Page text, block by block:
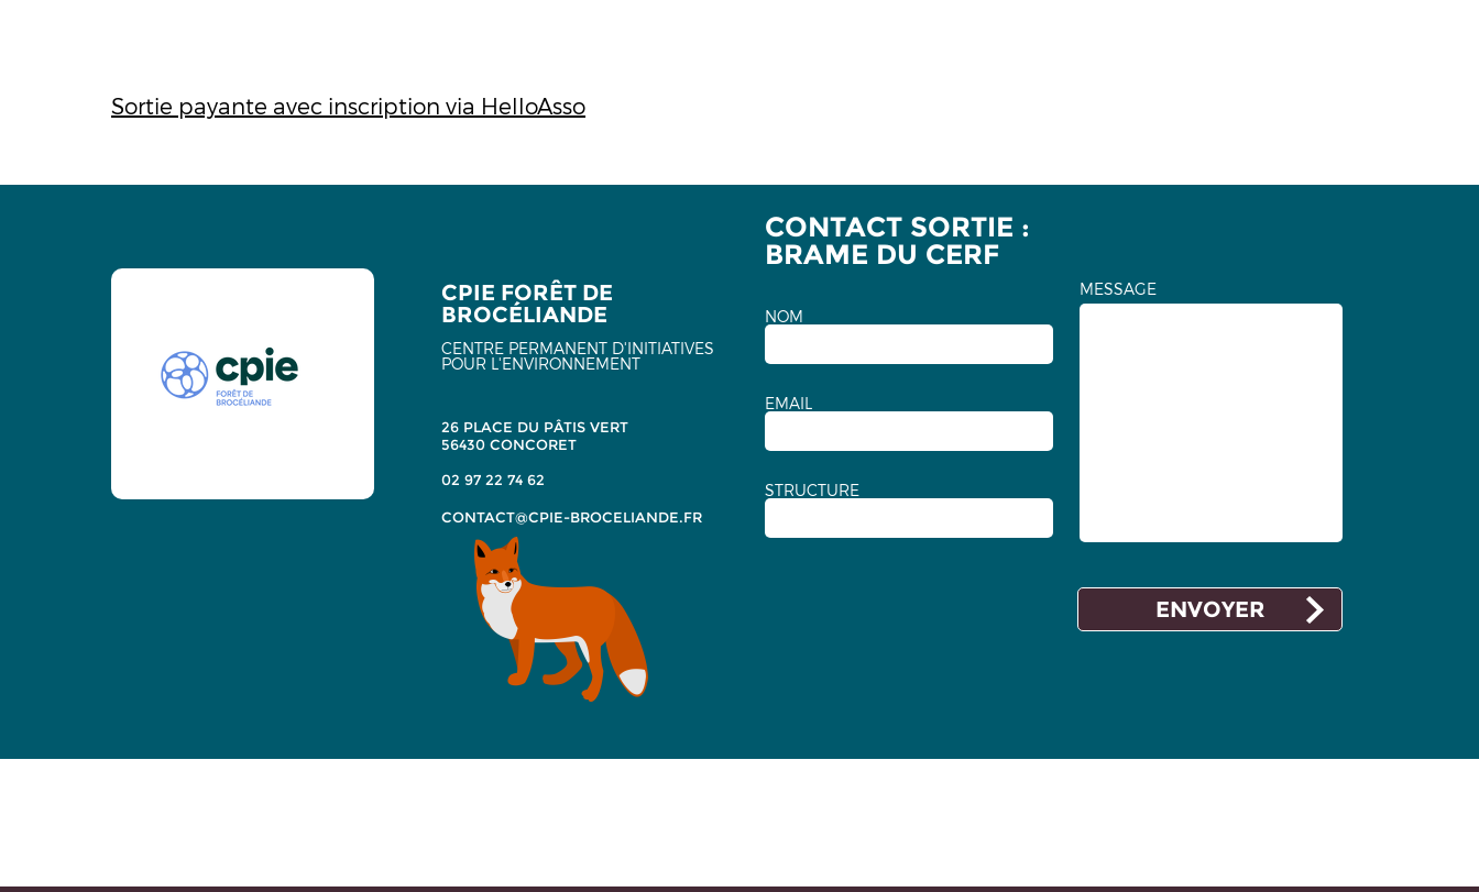
Sortie payante avec inscription via HelloAsso
CPIE FORÊT DE
BROCÉLIANDE
CENTRE PERMANENT D'INITIATIVES
POUR L'ENVIRONNEMENT
26 PLACE DU PÂTIS VERT
56430 CONCORET
02 97 22 74 62
CONTACT@CPIE-BROCELIANDE.FR
CONTACT SORTIE :
BRAME DU CERF
NOM
EMAIL
STRUCTURE
MESSAGE